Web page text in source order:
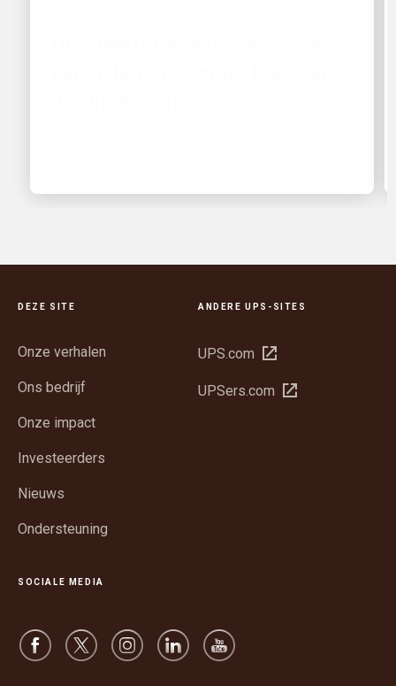
DEZE SITE
Onze verhalen
Ons bedrijf
Onze impact
Investeerders
Nieuws
Ondersteuning
ANDERE UPS-SITES
UPS.com Opent
een
UPSers.com Opent
SOCIALE MEDIA